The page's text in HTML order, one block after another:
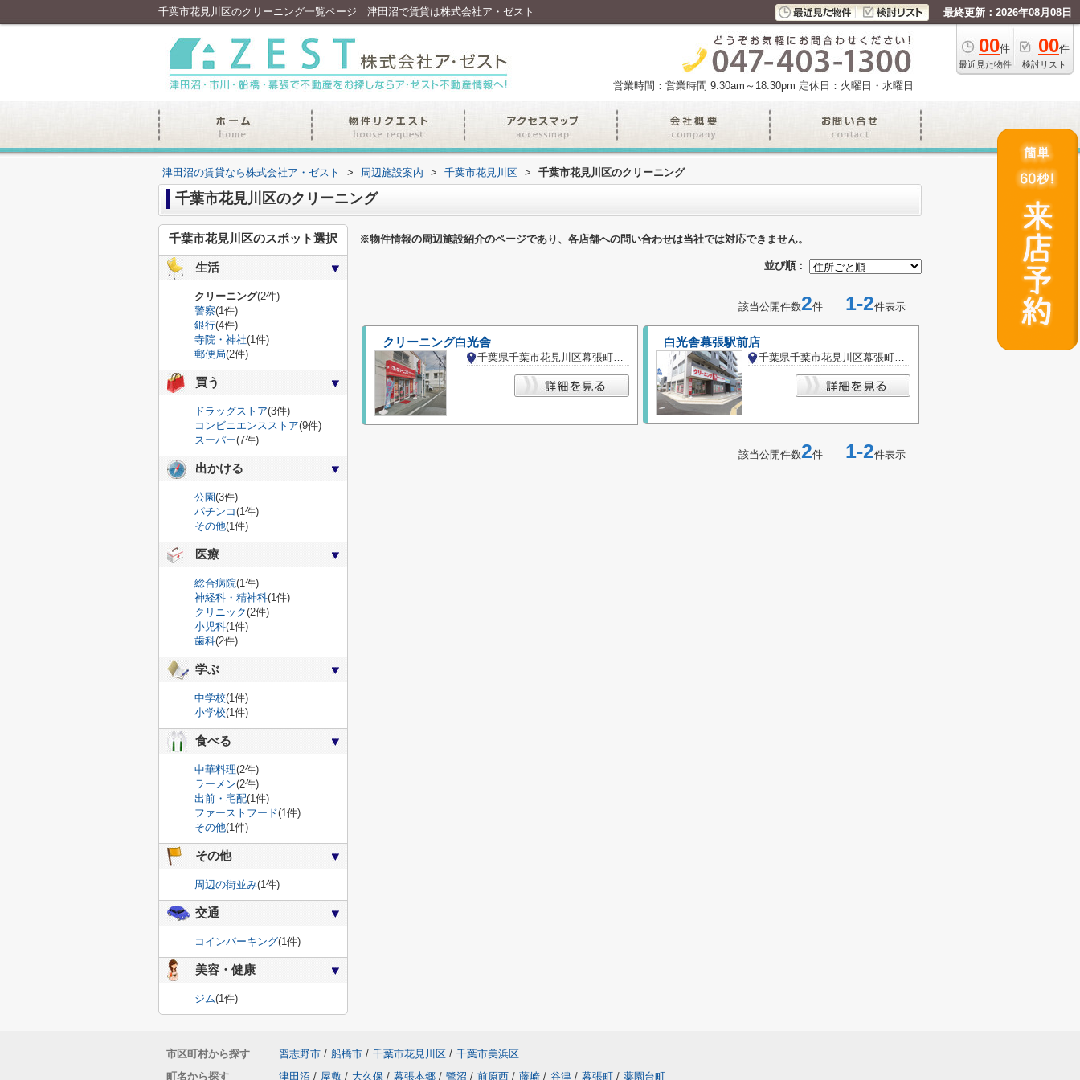
千葉市花見川区のクリーニング一覧ページ｜津田沼で賃貸は株式会社ア・ゼスト 最終更新：2026年08月08日
00件
最近見た物件
00件
検討リスト
営業時間：営業時間 9:30am～18:30pm 定休日：火曜日・水曜日
津田沼の賃貸なら株式会社ア・ゼスト > 周辺施設案内 > 千葉市花見川区 > 千葉市花見川区のクリーニング
千葉市花見川区のクリーニング
※物件情報の周辺施設紹介のページであり、各店舗への問い合わせは当社では対応できません。
並び順：
該当公開件数2件 1-2件表示
クリーニング白光舎
千葉県千葉市花見川区幕張町６丁目
白光舎幕張駅前店
千葉県千葉市花見川区幕張町６丁目
該当公開件数2件 1-2件表示
千葉市花見川区のスポット選択
生活
クリーニング(2件)
警察(1件)
銀行(4件)
寺院・神社(1件)
郵便局(2件)
買う
ドラッグストア(3件)
コンビニエンスストア(9件)
スーパー(7件)
出かける
公園(3件)
パチンコ(1件)
その他(1件)
医療
総合病院(1件)
神経科・精神科(1件)
クリニック(2件)
小児科(1件)
歯科(2件)
学ぶ
中学校(1件)
小学校(1件)
食べる
中華料理(2件)
ラーメン(2件)
出前・宅配(1件)
ファーストフード(1件)
その他(1件)
その他
周辺の街並み(1件)
交通
コインパーキング(1件)
美容・健康
ジム(1件)
市区町村から探す 習志野市 / 船橋市 / 千葉市花見川区 / 千葉市美浜区
町名から探す
津田沼 / 屋敷 / 大久保 / 幕張本郷 / 鷺沼 / 前原西 / 藤崎 / 谷津 / 幕張町 / 薬園台町